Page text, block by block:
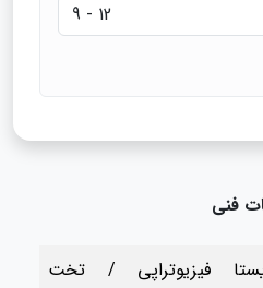
فنی
فیزیوتراپی / تخت